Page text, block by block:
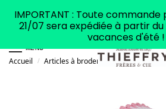
MENU
Accueil / Articles à broder Galon / GALON
IMPORTANT : Toute
21/07 sera expédiée à partir
vacances d'été !